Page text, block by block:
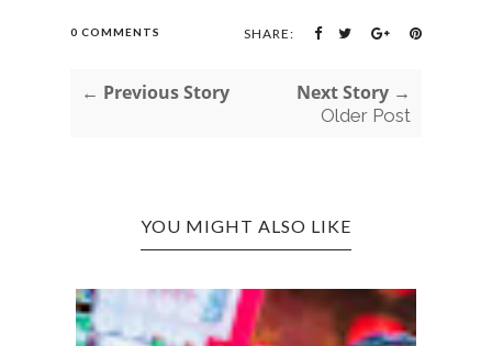
0 COMMENTS SHARE:
← Previous Story Next Story →
Older Post
YOU MIGHT ALSO LIKE